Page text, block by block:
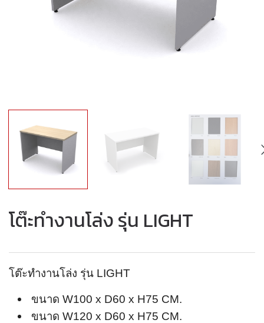
โต๊ะทำงานโล่ง รุ่น LIGHT
โต๊ะทำงานโล่ง รุ่น LIGHT
ขนาด W100 x D60 x H75 CM.
ขนาด W120 x D60 x H75 CM.